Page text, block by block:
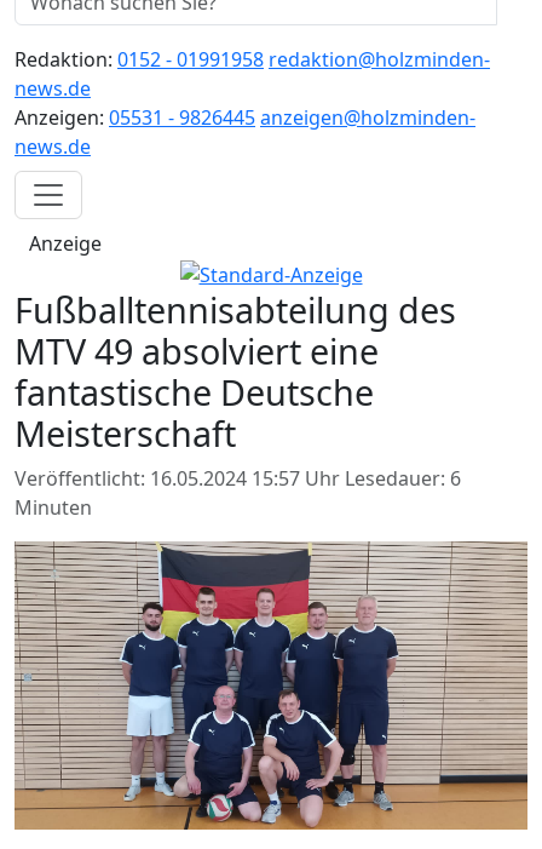
Redaktion: 0152 - 01991958 redaktion@holzminden-
news.de
Anzeigen: 05531 - 9826445anzeigen@holzminden-
news.de
Anzeige
Fußballtennisabteilung des
MTV 49 absolviert eine
fantastische Deutsche
Meisterschaft
Veröffentlicht: 16.05.2024 15:57 Uhr Lesedauer: 6
Minuten